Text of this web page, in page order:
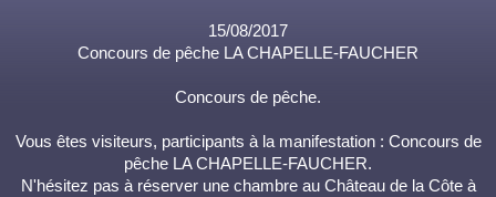
15/08/2017
Concours de pêche LA CHAPELLE-FAUCHER
Concours de pêche.
Vous êtes visiteurs, participants à la manifestation : Concours de
pêche LA CHAPELLE-FAUCHER.
N'hésitez pas à réserver une chambre au Château de la Côte à